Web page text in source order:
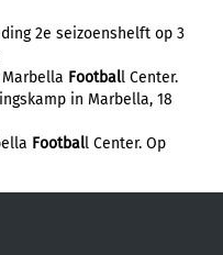
2e seizoenshelft op 3
Football Center.
in Marbella, 18
Football Center. Op